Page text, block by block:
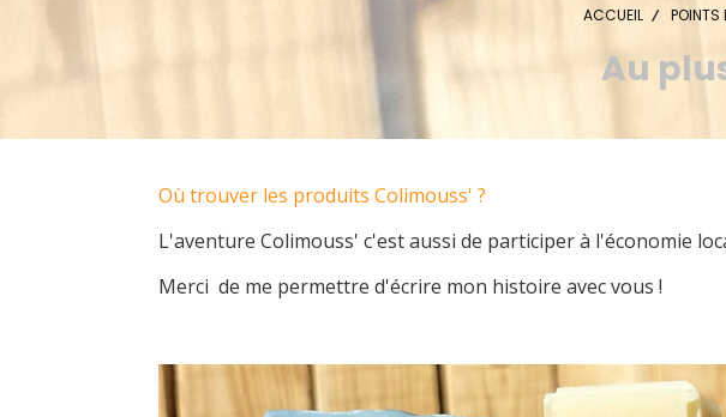
ACCUEIL POINTS
Au
Où trouver les produits Colimouss' ?
L'aventure Colimouss' c'est aussi de participer à l'économie
Merci de me permettre d'écrire mon histoire avec vous !